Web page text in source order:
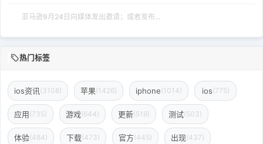
亚马逊9月24日向媒体发出邀请；或者发布...
热门标签
ios资讯 (3108) 苹果(1426) iphone(1014) ios(775)
应用(735) 游戏(644) 更新(519) 测试(503)
体验(484) 下载(473) 官方(445) 出现(437)